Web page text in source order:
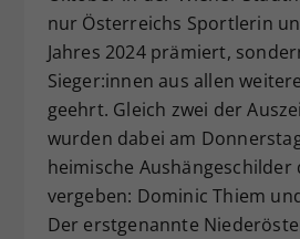
nur Österreichs Sportlerin
Jahres 2024 prämiert,
Sieger:innen aus allen
geehrt. Gleich zwei der
wurden dabei am
heimische Aushängeschilder
vergeben: Dominic Thiem
Der erstgenannte
Zweck
Dieser Wert
Einstellungen.
zufällig
historische
vorgenommen
Webseiten-
hat.